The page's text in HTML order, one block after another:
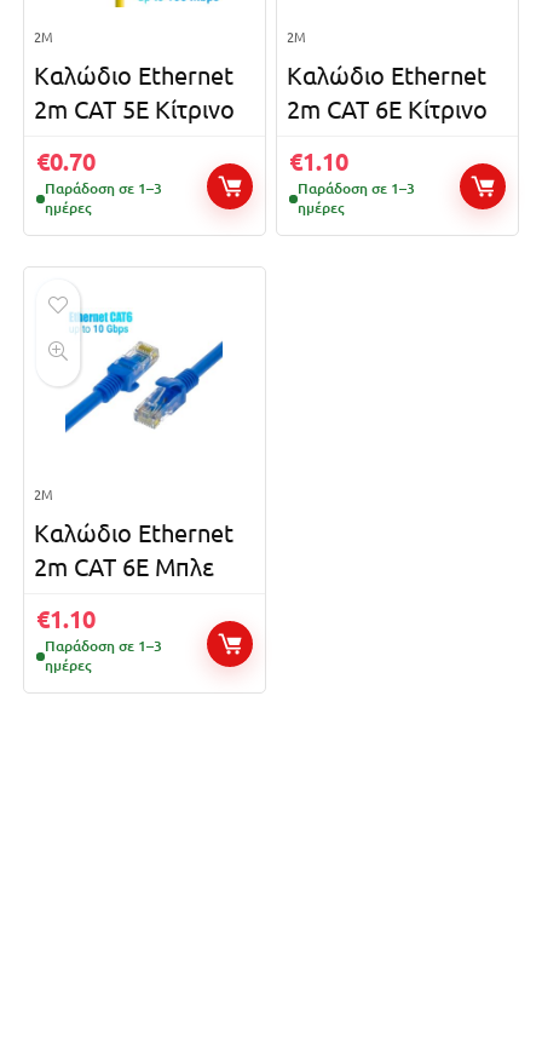
2M
Καλώδιο Ethernet
2m CAT 5E Κίτρινο
€0.70
Παράδοση σε 1–3
ημέρες
2M
Καλώδιο Ethernet
2m CAT 6E Κίτρινο
€1.10
Παράδοση σε 1–3
ημέρες
2M
Καλώδιο Ethernet
2m CAT 6E Μπλε
€1.10
Παράδοση σε 1–3
ημέρες